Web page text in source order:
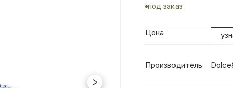
под заказ
Цена
Производитель